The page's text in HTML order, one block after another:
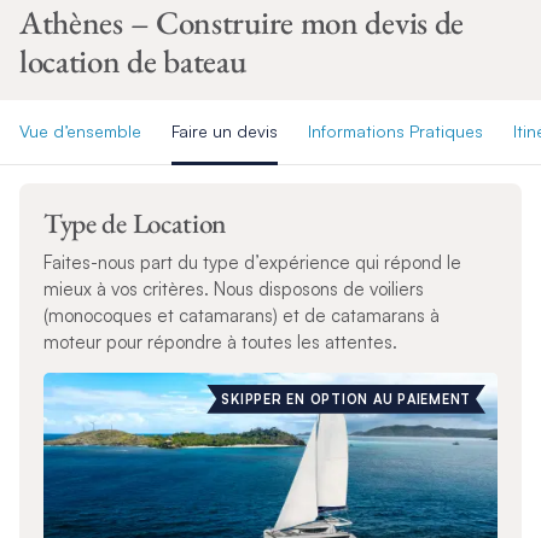
Athènes – Construire mon devis de
location de bateau
Vue d’ensemble Faire un devis Informations Pratiques
Type de Location
Faites-nous part du type d’expérience qui répond le
mieux à vos critères. Nous disposons de voiliers
(monocoques et catamarans) et de catamarans à
moteur pour répondre à toutes les attentes.
SKIPPER EN OPTION AU PAIEMENT